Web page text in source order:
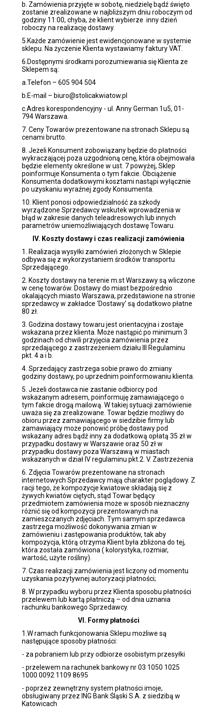
b. Zamówienia przyjęte w sobotę, niedzielę bądź święto
zostanie zrealizowane w najbliższym dniu roboczym od
godziny 11:00, chyba, że klient wybierze inny dzień
roboczy na realizację dostawy.
5.Każde zamówienie jest ewidencjonowane w systemie
sklepu. Na życzenie Klienta wystawiamy faktury VAT.
6.Dostępnymi środkami porozumiewania się Klienta ze
Sklepem są:
a.Telefon – 605 904 504
b.E-mail – biuro@stolicakwiatow.pl
c.Adres korespondencyjny - ul. Anny German 1u5, 01-
794 Warszawa.
7. Ceny Towarów prezentowane na stronach Sklepu są
cenami brutto.
8. Jeżeli Konsument zobowiązany będzie do płatności
wykraczającej poza uzgodnioną cenę, która obejmowała
będzie elementy określone w ust. 7 powyżej, Sklep
poinformuje Konsumenta o tym fakcie. Obciążenie
Konsumenta dodatkowymi kosztami nastąpi wyłącznie
po uzyskaniu wyraźnej zgody Konsumenta.
10. Klient ponosi odpowiedzialność za szkody
wyrządzone Sprzedawcy wskutek wprowadzenia w
błąd w zakresie danych teleadresowych lub innych
parametrów uniemożliwiających dostawę Towaru.
IV. Koszty dostawy i czas realizacji zamówienia
1. Realizacja wysyłki zamówień złożonych w Sklepie
odbywa się z wykorzystaniem środków transportu
Sprzedającego.
2. Koszty dostawy na terenie m.st Warszawy są wliczone
w cenę towarów. Dostawy do miast bezpośrednio
okalających miasto Warszawa, przedstawione na stronie
sprzedawcy w zakładce ‘Dostawy’ są dodatkowo płatne
80 zł.
3. Godzina dostawy towaru jest orientacyjna i zostaje
wskazana przez klienta. Może nastąpić po minimum 3
godzinach od chwili przyjęcia zamówienia przez
sprzedającego z zastrzeżeniem działu III Regulaminu
pkt. 4 a i b.
4. Sprzedający zastrzega sobie prawo do zmiany
godziny dostawy, po uprzednim poinformowaniu klienta.
5. Jeżeli dostawca nie zastanie odbiorcy pod
wskazanym adresem, poinformuję zamawiającego o
tym fakcie drogą mailową. W takiej sytuacji zamówienie
uważa się za zrealizowane. Towar będzie możliwy do
obioru przez zamawiającego w siedzibie firmy lub
zamawiający może ponowić próbę dostawy pod
wskazany adres bądź inny za dodatkową opłatą 35 zł w
przypadku dostawy w Warszawie oraz 50 zł w
przypadku dostawy poza Warszawą w miastach
wskazanych w dział IV regulaminu pkt.2. V. Zastrzeżenia
6. Zdjęcia Towarów prezentowane na stronach
internetowych Sprzedawcy mają charakter poglądowy. Z
racji tego, że kompozycje kwiatowe składają się z
żywych kwiatów ciętych, stąd Towar będący
przedmiotem zamówienia może w sposób nieznaczny
różnić się od kompozycji prezentowanych na
zamieszczanych zdjęciach. Tym samym sprzedawca
zastrzega możliwość dokonywania zmian w
zamówieniu i zastępowania produktów, tak aby
kompozycja, którą otrzyma Klient była zbliżona do tej,
która została zamówiona ( kolorystyka, rozmiar,
wartość, użyte rośliny).
7. Czas realizacji zamówienia jest liczony od momentu
uzyskania pozytywnej autoryzacji płatności;
8. W przypadku wyboru przez Klienta sposobu płatności
przelewem lub kartą płatniczą – od dnia uznania
rachunku bankowego Sprzedawcy.
VI. Formy płatności
1.W ramach funkcjonowania Sklepu możliwe są
następujące sposoby płatności:
- za pobraniem lub przy odbiorze osobistym przesyłki
- przelewem na rachunek bankowy nr 03 1050 1025
1000 0092 1109 8695
- poprzez zewnętrzny system płatności imoje,
obsługiwany przez ING Bank Śląski S.A. z siedzibą w
Katowicach